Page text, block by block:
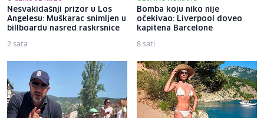
Nesvakidašnji prizor u Los
Angelesu: Muškarac snimljen u
billboardu nasred raskrsnice
2 sata
Bomba koju niko nije
očekivao: Liverpool doveo
kapitena Barcelone
8 sati